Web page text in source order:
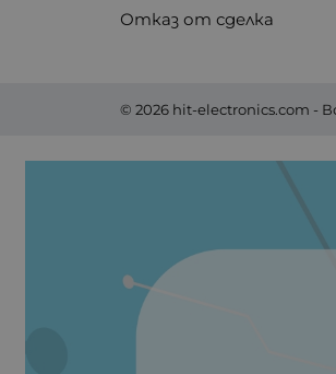
Отказ от сделка
© 2026 hit-electronics.com -